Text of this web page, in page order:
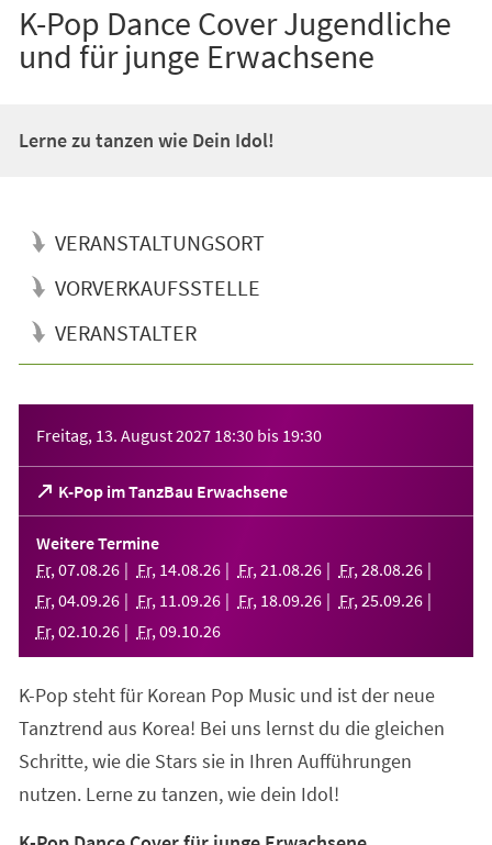
K-Pop Dance Cover Jugendliche
und für junge Erwachsene
Lerne zu tanzen wie Dein Idol!
VERANSTALTUNGSORT
VORVERKAUFSSTELLE
VERANSTALTER
Freitag, 13. August 2027 18:30 bis 19:30
K-Pop im TanzBau Erwachsene
(Öffnet
in
einem
neuen
Tab)
Weitere Termine
Fr, 07.08.26 Fr, 14.08.26 Fr, 21 .08.26 Fr, 28.08.26
Fr, 04.09.26 Fr, 11 .09.26 Fr, 18.09.26 Fr, 25.09.26
Fr, 02.10.26 Fr, 09.10.26
K-Pop steht für Korean Pop Music und ist der neue
Tanztrend aus Korea! Bei uns lernst du die gleichen
Schritte, wie die Stars sie in Ihren Aufführungen
nutzen. Lerne zu tanzen, wie dein Idol!